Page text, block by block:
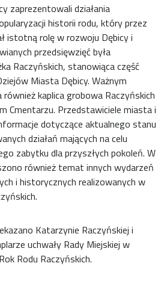
zaprezentowali działania
historii rodu, który przez
istotną rolę w rozwoju Dębicy i
przedsięwzięć była
Raczyńskich, stanowiąca część
Miasta Dębicy. Ważnym
kaplica grobowa Raczyńskich
Cmentarzu. Przedstawiciele miasta i
dotyczące aktualnego stanu
działań mających na celu
zabytku dla przyszłych pokoleń. W
również temat innych wydarzeń
i historycznych realizowanych w
Katarzynie Raczyńskiej i
uchwały Rady Miejskiej w
Rodu Raczyńskich.